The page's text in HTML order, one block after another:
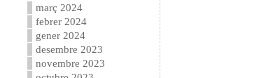
març 2024
febrer 2024
gener 2024
desembre 2023
novembre 2023